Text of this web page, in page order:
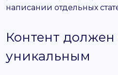
написании отдельных
Контент должен
уникальным